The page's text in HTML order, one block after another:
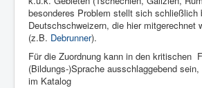
besonderes Problem stellt sich schließlich
Deutschschweizern, die hier mitgerechnet
(z.B. Debrunner).
Für die Zuordnung kann in den kritischen
(Bildungs-)Sprache ausschlaggebend
im Katalog